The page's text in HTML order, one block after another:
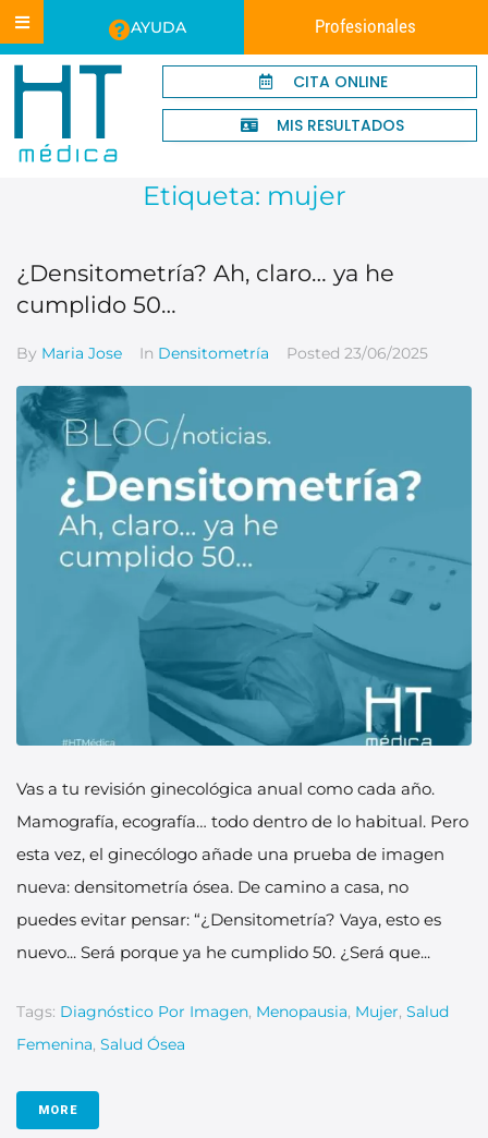
AYUDA Profesionales
CITA ONLINE
MIS RESULTADOS
Etiqueta: mujer
¿Densitometría? Ah, claro… ya he
cumplido 50…
By Maria Jose In Densitometría Posted 23/06/2025
Vas a tu revisión ginecológica anual como cada año.
Mamografía, ecografía… todo dentro de lo habitual. Pero
esta vez, el ginecólogo añade una prueba de imagen
nueva: densitometría ósea. De camino a casa, no
puedes evitar pensar: “¿Densitometría? Vaya, esto es
nuevo... Será porque ya he cumplido 50. ¿Será que...
Tags: Diagnóstico Por Imagen, Menopausia, Mujer, Salud
Femenina, Salud Ósea
MORE